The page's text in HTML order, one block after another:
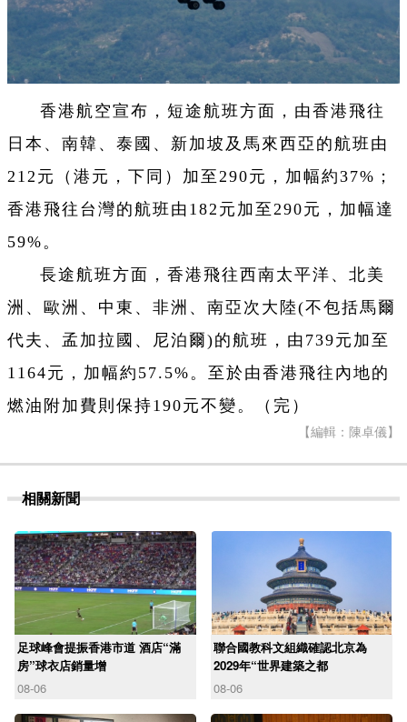
香港航空宣布，短途航班方面，由香港飛往
日本、南韓、泰國、新加坡及馬來西亞的航班由
212元（港元，下同）加至290元，加幅約37%；
香港飛往台灣的航班由182元加至290元，加幅達
59%。
長途航班方面，香港飛往西南太平洋、北美
洲、歐洲、中東、非洲、南亞次大陸(不包括馬爾
代夫、孟加拉國、尼泊爾)的航班，由739元加至
1164元，加幅約57.5%。 至於由香港飛往內地的
燃油附加費則保持190元不變。（完）
【編輯：陳卓儀】
相關新聞
足球峰會提振香港市道 酒店“滿
房”球衣店銷量增
08-06
聯合國教科文組織確認北京為
2029年“世界建築之都
08-06